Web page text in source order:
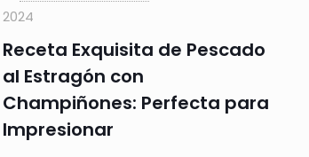
2024
Receta Exquisita de Pescado
al Estragón con
Champiñones: Perfecta para
Impresionar